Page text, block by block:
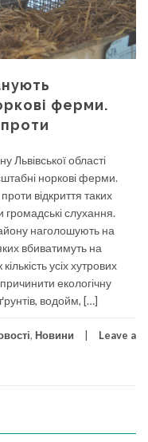
ферми.
Львівської області
норкові ферми.
відкриття таких
слухання.
наголошують на
вбиватимуть на
усіх хутрових
екологічну
водойм, […]
, Новини Leave a